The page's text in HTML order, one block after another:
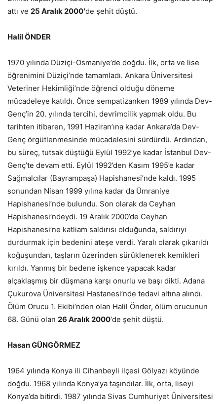
attı ve 25 Aralık 2000′de şehit düştü.
Halil ÖNDER
1970 yılında Düziçi-Osmaniye’de doğdu. İlk, orta ve lise
öğrenimini Düziçi’nde tamamladı. Ankara Üniversitesi
Veteriner Hekimliği’nde öğrenci olduğu döneme
mücadeleye katıldı. Önce sempatizanken 1989 yılında Dev-
Genç’in 20. yılında tercihi, devrimcilik yapmak oldu. Bu
tarihten itibaren, 1991 Haziran’ına kadar Ankara’da Dev-
Genç örgütlenmesinde mücadelesini sürdürdü. Ardından,
bu süreç, tutsak düştüğü Eylül 1992’ye kadar İstanbul Dev-
Genç’te devam etti. Eylül 1992’den Kasım 1995’e kadar
Sağmalcılar (Bayrampaşa) Hapishanesi’nde kaldı. 1995
sonundan Nisan 1999 yılına kadar da Ümraniye
Hapishanesi’nde bulundu. Son olarak da Ceyhan
Hapishanesi’ndeydi. 19 Aralık 2000’de Ceyhan
Hapishanesi’ne katliam saldırısı olduğunda, saldırıyı
durdurmak için bedenini ateşe verdi. Yaralı olarak çıkarıldı
koğuşundan, taşların üzerinden sürüklenerek kemikleri
kırıldı. Yanmış bir bedene işkence yapacak kadar
alçaklaşmış bir düşmana karşı onurlu ve başı dikti. Adana
Çukurova Üniversitesi Hastanesi’nde tedavi altına alındı.
Ölüm Orucu 1. Ekibi’nden olan Halil Önder, ölüm orucunun
68. Günü olan 26 Aralık 2000‘de şehit düştü.
Hasan GÜNGÖRMEZ
1964 yılında Konya ili Cihanbeyli ilçesi Gölyazı köyünde
doğdu. 1968 yılında Konya’ya taşındılar. İlk, orta, liseyi
Konya’da bitirdi. 1987 yılında Sivas Cumhuriyet Üniversitesi